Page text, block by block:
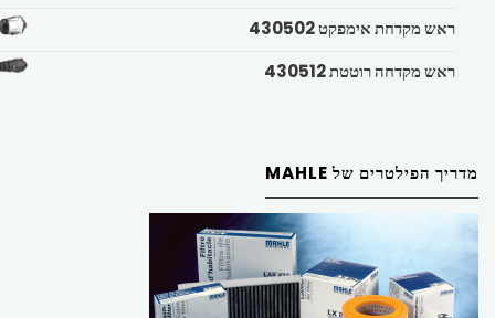
ראש מקדחת אימפקט 430502
ראש מקדחה רוטטת 430512
מדריך הפילטרים של MAHLE